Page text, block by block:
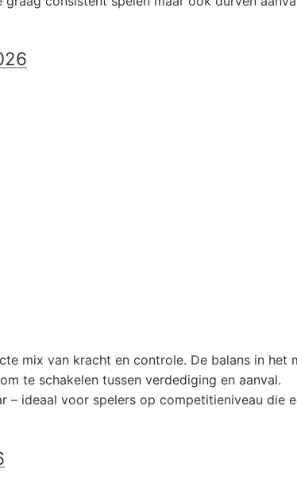
mix van kracht en controle. De balans in het
te schakelen tussen verdediging en aanval.
– ideaal voor spelers op competitieniveau die